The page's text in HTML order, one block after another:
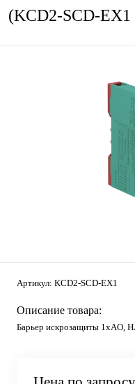
(KCD2-SCD-EX1
Артикул: KCD2-SCD-EX1
Описание товара:
Барьер искрозащиты 1хAO,